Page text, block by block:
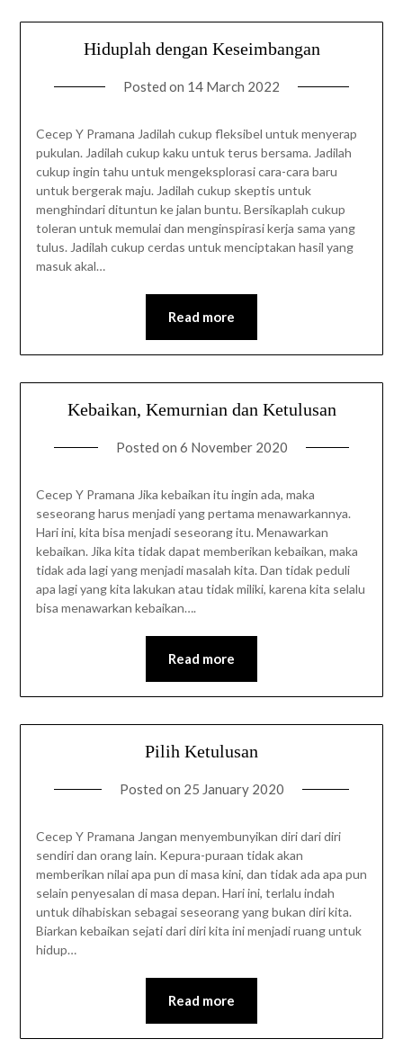
Hiduplah dengan Keseimbangan
Posted on 14 March 2022
Cecep Y Pramana Jadilah cukup fleksibel untuk menyerap
pukulan. Jadilah cukup kaku untuk terus bersama. Jadilah
cukup ingin tahu untuk mengeksplorasi cara-cara baru
untuk bergerak maju. Jadilah cukup skeptis untuk
menghindari dituntun ke jalan buntu. Bersikaplah cukup
toleran untuk memulai dan menginspirasi kerja sama yang
tulus. Jadilah cukup cerdas untuk menciptakan hasil yang
masuk akal…
Read more
Kebaikan, Kemurnian dan Ketulusan
Posted on 6 November 2020
Cecep Y Pramana Jika kebaikan itu ingin ada, maka
seseorang harus menjadi yang pertama menawarkannya.
Hari ini, kita bisa menjadi seseorang itu. Menawarkan
kebaikan. Jika kita tidak dapat memberikan kebaikan, maka
tidak ada lagi yang menjadi masalah kita. Dan tidak peduli
apa lagi yang kita lakukan atau tidak miliki, karena kita selalu
bisa menawarkan kebaikan….
Read more
Pilih Ketulusan
Posted on 25 January 2020
Cecep Y Pramana Jangan menyembunyikan diri dari diri
sendiri dan orang lain. Kepura-puraan tidak akan
memberikan nilai apa pun di masa kini, dan tidak ada apa pun
selain penyesalan di masa depan. Hari ini, terlalu indah
untuk dihabiskan sebagai seseorang yang bukan diri kita.
Biarkan kebaikan sejati dari diri kita ini menjadi ruang untuk
hidup…
Read more